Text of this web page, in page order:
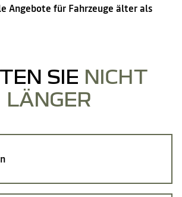
Angebote für Fahrzeuge älter als
SIE NICHT
LÄNGER